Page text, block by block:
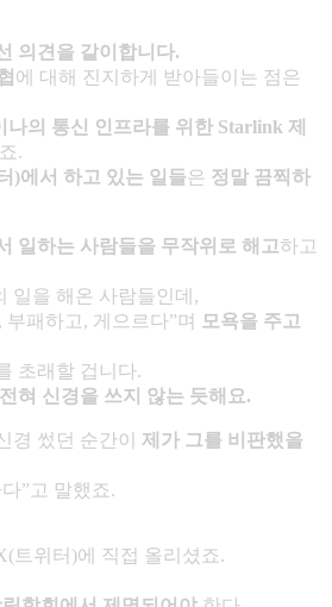
의견을 같이합니다.
에 대해 진지하게 받아들이는 점은
나의 통신 인프라를 위한 Starlink 제
.
)에서 하고 있는 일들은 정말 끔찍하
일하는 사람들을 무작위로 해고하고
일을 해온 사람들인데,
패하고, 게으르다”며
모욕을 주고
초래할 겁니다.
전혀 신경을 쓰지 않는 듯해요.
경 썼던 순간이 제가 그를 비판했을
”고 말했죠.
트위터)에 직접 올리셨죠.